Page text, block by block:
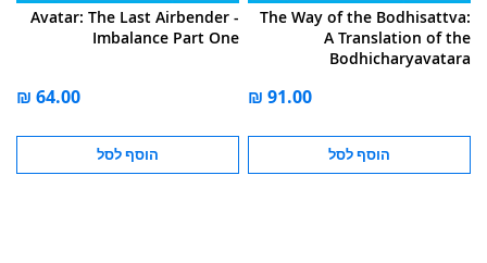
The Way of the Bodhisattva:
A Translation of the
Bodhicharyavatara
הוסף לסל
Avatar: The Last Airbender -
Imbalance Part One
הוסף לסל